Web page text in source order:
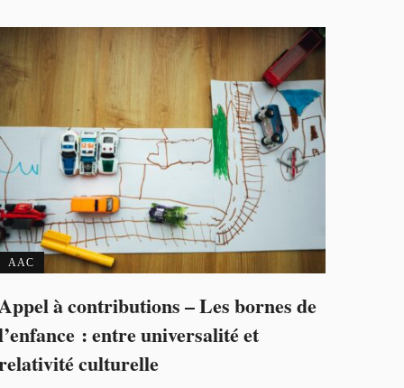
AAC
à contributions – Les bornes de
: entre universalité et
culturelle